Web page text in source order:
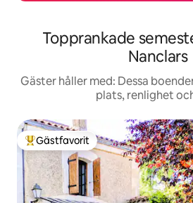
Topprankade
Nanclars
Gäster håller med: Dessa
plats, renlighet
Populär gästfavorit
Gästfavorit